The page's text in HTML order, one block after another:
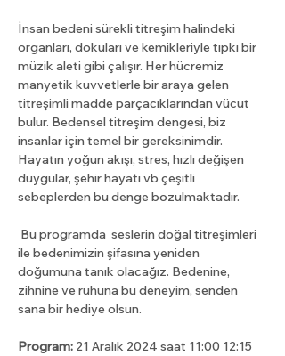
İnsan bedeni sürekli titreşim halindeki
organları, dokuları ve kemikleriyle tıpkı bir
müzik aleti gibi çalışır. Her hücremiz
manyetik kuvvetlerle bir araya gelen
titreşimli madde parçacıklarından vücut
bulur. Bedensel titreşim dengesi, biz
insanlar için temel bir gereksinimdir.
Hayatın yoğun akışı, stres, hızlı değişen
duygular, şehir hayatı vb çeşitli
sebeplerden bu denge bozulmaktadır.
ile bedenimizin şifasına yeniden
doğumuna tanık olacağız. Bedenine,
zihnine ve ruhuna bu deneyim, senden
sana bir hediye olsun.
Program: 21 Aralık 2024 saat 11:00 12:15